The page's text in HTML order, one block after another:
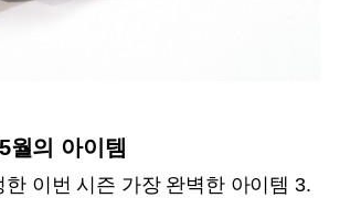
월의 아이템
한 이번 시즌 가장 완벽한 아이템 3.